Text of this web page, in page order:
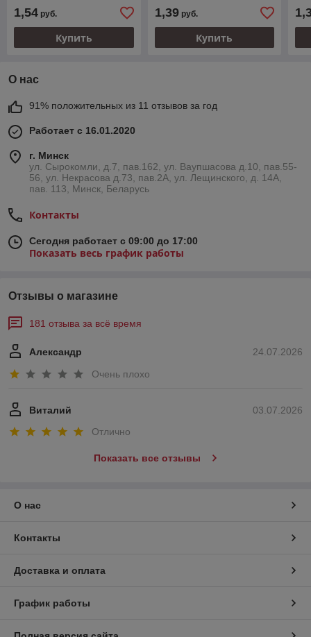
1,54 руб.
Купить
1,39руб.
Купить
О нас
91% положительных из 11 отзывов за год
Работает с 16.01.2020
г. Минск
ул. Сырокомли, д.7, пав.162, ул. Ваупшасова д.10, пав.55-
56, ул. Некрасова д.73, пав.2А, ул. Лещинского, д. 14А,
пав. 113, Минск, Беларусь
Контакты
Сегодня работает с 09:00 до 17:00
Показать весь график работы
Отзывы о магазине
181 отзыва за всё время
24.07.2026
Александр
Очень плохо
03.07.2026
Виталий
Отлично
Показать все отзывы
О нас
Контакты
Доставка и оплата
График работы